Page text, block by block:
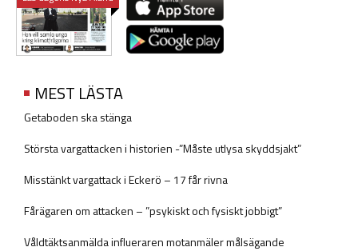
MEST LÄSTA
Getaboden ska stänga
Största vargattacken i historien -”Måste utlysa skyddsjakt”
Misstänkt vargattack i Eckerö – 17 får rivna
Fårägaren om attacken – ”psykiskt och fysiskt jobbigt”
Våldtäktsanmälda influeraren motanmäler målsägande